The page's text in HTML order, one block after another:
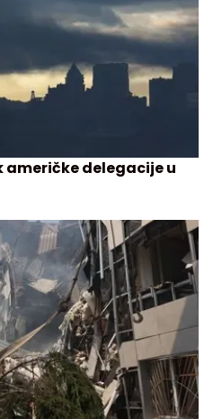
američke delegacije u